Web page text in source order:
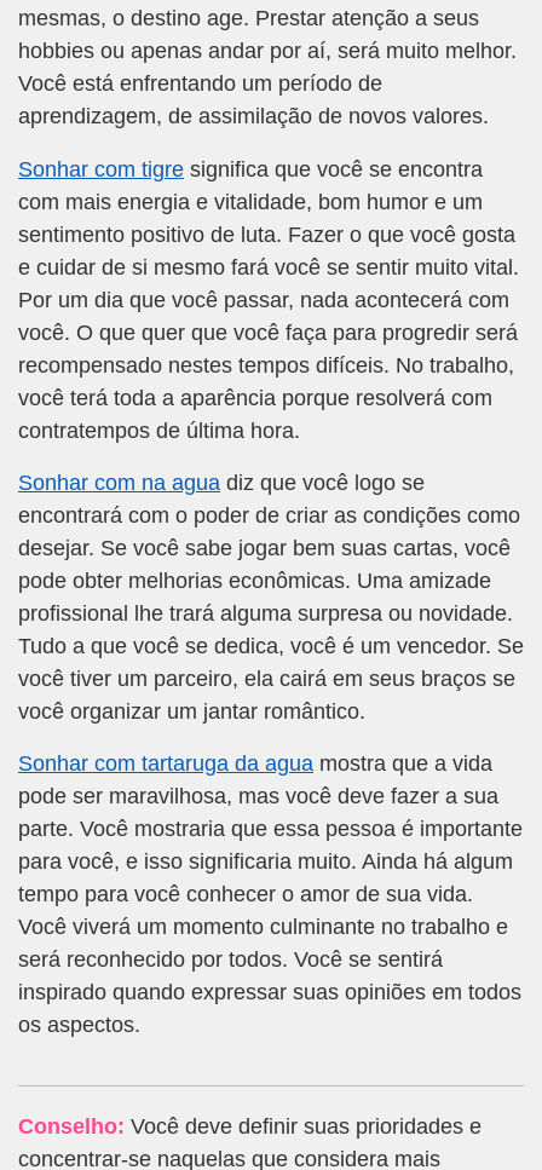
mesmas, o destino age. Prestar atenção a seus
hobbies ou apenas andar por aí, será muito melhor.
Você está enfrentando um período de
aprendizagem, de assimilação de novos valores.
Sonhar com tigre significa que você se encontra
com mais energia e vitalidade, bom humor e um
sentimento positivo de luta. Fazer o que você gosta
e cuidar de si mesmo fará você se sentir muito vital.
Por um dia que você passar, nada acontecerá com
você. O que quer que você faça para progredir será
recompensado nestes tempos difíceis. No trabalho,
você terá toda a aparência porque resolverá com
contratempos de última hora.
Sonhar com na agua diz que você logo se
encontrará com o poder de criar as condições como
desejar. Se você sabe jogar bem suas cartas, você
pode obter melhorias econômicas. Uma amizade
profissional lhe trará alguma surpresa ou novidade.
Tudo a que você se dedica, você é um vencedor. Se
você tiver um parceiro, ela cairá em seus braços se
você organizar um jantar romântico.
Sonhar com tartaruga da agua mostra que a vida
pode ser maravilhosa, mas você deve fazer a sua
parte. Você mostraria que essa pessoa é importante
para você, e isso significaria muito. Ainda há algum
tempo para você conhecer o amor de sua vida.
Você viverá um momento culminante no trabalho e
será reconhecido por todos. Você se sentirá
inspirado quando expressar suas opiniões em todos
os aspectos.
Conselho: Você deve definir suas prioridades e
concentrar-se naquelas que considera mais